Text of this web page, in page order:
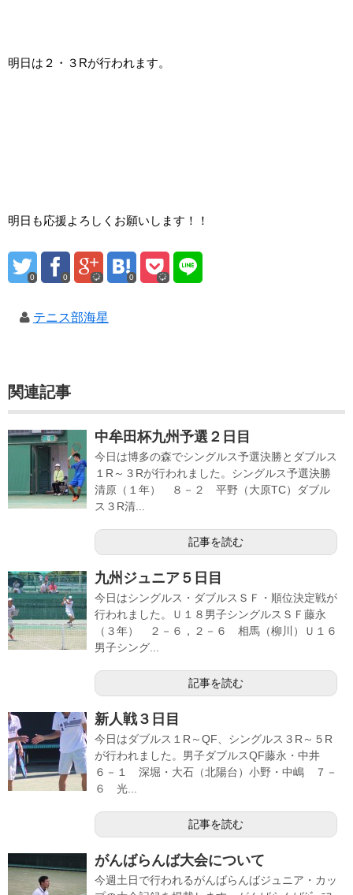
明日は２・３Rが行われます。
明日も応援よろしくお願いします！！
0 0 0
テニス部海星
関連記事
中牟田杯九州予選２日目
今日は博多の森でシングルス予選決勝とダブルス
１R～３Rが行われました。シングルス予選決勝
清原（１年） ８－２ 平野（大原TC）ダブル
ス３R清...
記事を読む
九州ジュニア５日目
今日はシングルス・ダブルスＳＦ・順位決定戦が
行われました。Ｕ１８男子シングルスＳＦ藤永
（３年） ２－６，２－６ 相馬（柳川）Ｕ１６
男子シング...
記事を読む
新人戦３日目
今日はダブルス１R～QF、シングルス３R～５R
が行われました。男子ダブルスQF藤永・中井
６－１ 深堀・大石（北陽台）小野・中嶋 ７－
６ 光...
記事を読む
がんばらんば大会について
今週土日で行われるがんばらんばジュニア・カッ